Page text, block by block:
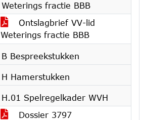
Weterings fractie BBB
Ontslagbrief VV-lid
Weterings fractie BBB
B Bespreekstukken
H Hamerstukken
H.01 Spelregelkader WVH
Dossier 3797